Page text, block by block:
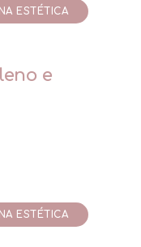
ESTÉTICA
e
ESTÉTICA